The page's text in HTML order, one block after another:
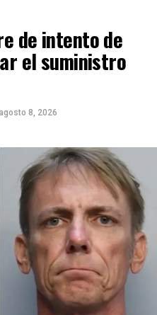
de intento de
el suministro
agosto 8, 2026